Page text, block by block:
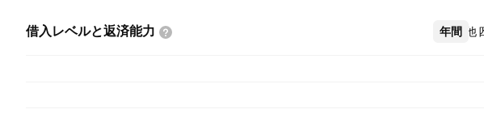
借入レベルと返済能力 年間
その他